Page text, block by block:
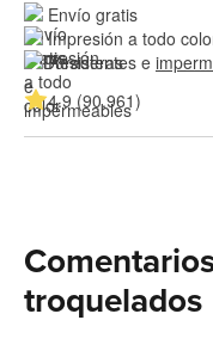
Envío gratis
Impresión a todo
Resistentes e
4.9 (90,961)
troquelados